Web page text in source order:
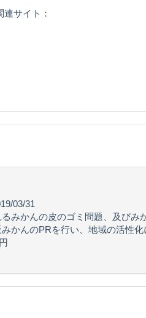
連サイト：
03/31
みかんの皮のゴミ問題、及び
かんのPRを行い、地域の活性化